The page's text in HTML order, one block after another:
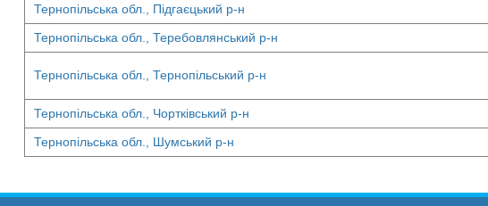
Тернопільська обл., Підгаєцький р-н
Тернопільська обл., Теребовлянський р-н
Тернопільська обл., Тернопільський р-н
Тернопільська обл., Чортківський р-н
Тернопільська обл., Шумський р-н